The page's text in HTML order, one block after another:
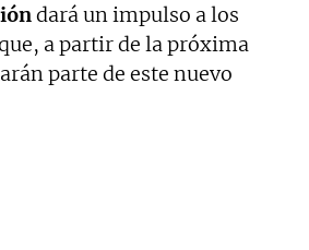
dará un impulso a los
a partir de la próxima
parte de este nuevo